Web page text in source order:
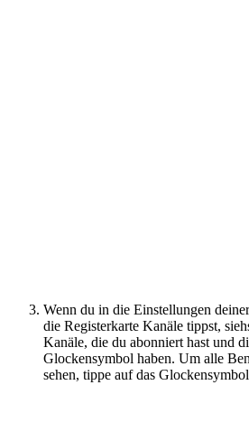
Wenn du in die Einstellungen
die Registerkarte Kanäle tippst,
Kanäle, die du abonniert hast und
Glockensymbol haben. Um alle
sehen, tippe auf das